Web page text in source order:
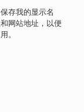
存我的显示名
网站地址，以便
。